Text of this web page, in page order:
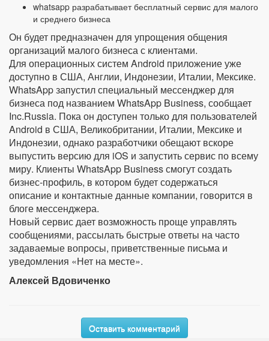
whatsapp разрабатывает бесплатный сервис для малого
и среднего бизнеса
Он будет предназначен для упрощения общения
организаций малого бизнеса с клиентами.
Для операционных систем Android приложение уже
доступно в США, Англии, Индонезии, Италии, Мексике.
WhatsApp запустил специальный мессенджер для
бизнеса под названием WhatsApp Business, сообщает
Inc.Russia. Пока он доступен только для пользователей
Android в США, Великобритании, Италии, Мексике и
Индонезии, однако разработчики обещают вскоре
выпустить версию для iOS и запустить сервис по всему
миру. Клиенты WhatsApp Business смогут создать
бизнес-профиль, в котором будет содержаться
описание и контактные данные компании, говорится в
блоге мессенджера.
Новый сервис дает возможность проще управлять
сообщениями, рассылать быстрые ответы на часто
задаваемые вопросы, приветственные письма и
уведомления «Нет на месте».
Алексей Вдовиченко
Оставить комментарий